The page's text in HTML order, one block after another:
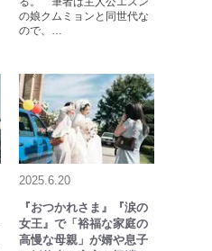
の娘クムミョンと同世代な
ので、…
2025.6.20
『おつかれさま』『涙の
女王』で「裕福な家庭の
高慢な母親」が婿や息子